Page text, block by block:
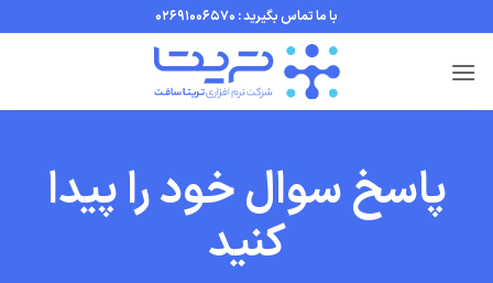
to
content
با ما تماس بگیرید : 02691006570
پاسخ سوال خود را پیدا
کنید